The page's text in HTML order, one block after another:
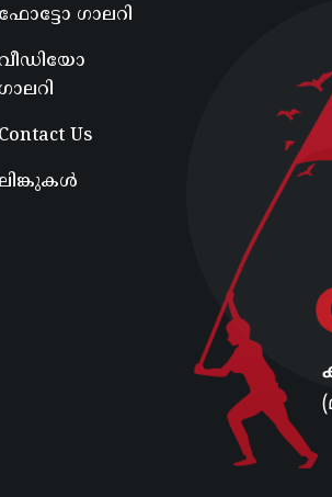
ഫോട്ടോ ഗാലറി
വീഡിയോ
ഗാലറി
Contact Us
ലിങ്കുകൾ